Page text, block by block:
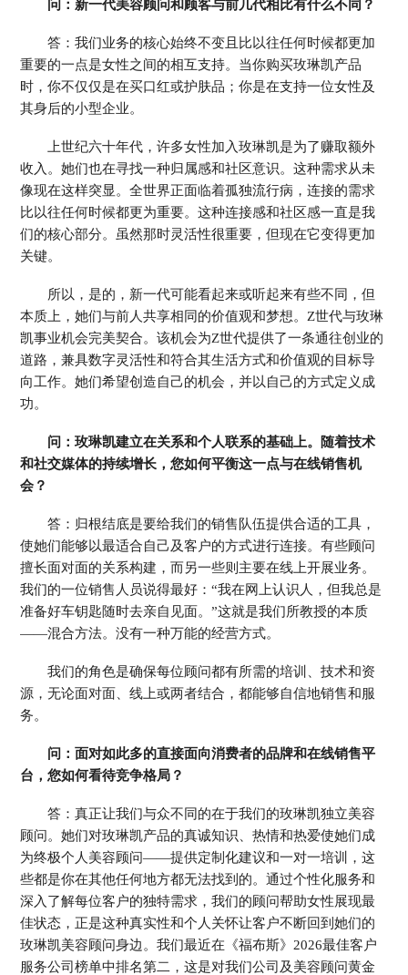
问：新一代美容顾问和顾客与前几代相比有什么不同？
答：我们业务的核心始终不变且比以往任何时候都更加
重要的一点是女性之间的相互支持。当你购买玫琳凯产品
时，你不仅仅是在买口红或护肤品；你是在支持一位女性及
其身后的小型企业。
上世纪六十年代，许多女性加入玫琳凯是为了赚取额外
收入。她们也在寻找一种归属感和社区意识。这种需求从未
像现在这样突显。全世界正面临着孤独流行病，连接的需求
比以往任何时候都更为重要。这种连接感和社区感一直是我
们的核心部分。虽然那时灵活性很重要，但现在它变得更加
关键。
所以，是的，新一代可能看起来或听起来有些不同，但
本质上，她们与前人共享相同的价值观和梦想。Z世代与玫琳
凯事业机会完美契合。该机会为Z世代提供了一条通往创业的
道路，兼具数字灵活性和符合其生活方式和价值观的目标导
向工作。她们希望创造自己的机会，并以自己的方式定义成
功。
问：玫琳凯建立在关系和个人联系的基础上。随着技术
和社交媒体的持续增长，您如何平衡这一点与在线销售机
会？
答：归根结底是要给我们的销售队伍提供合适的工具，
使她们能够以最适合自己及客户的方式进行连接。有些顾问
擅长面对面的关系构建，而另一些则主要在线上开展业务。
我们的一位销售人员说得最好：“我在网上认识人，但我总是
准备好车钥匙随时去亲自见面。”这就是我们所教授的本质
——混合方法。没有一种万能的经营方式。
我们的角色是确保每位顾问都有所需的培训、技术和资
源，无论面对面、线上或两者结合，都能够自信地销售和服
务。
问：面对如此多的直接面向消费者的品牌和在线销售平
台，您如何看待竞争格局？
答：真正让我们与众不同的在于我们的玫琳凯独立美容
顾问。她们对玫琳凯产品的真诚知识、热情和热爱使她们成
为终极个人美容顾问——提供定制化建议和一对一培训，这
些都是你在其他任何地方都无法找到的。通过个性化服务和
深入了解每位客户的独特需求，我们的顾问帮助女性展现最
佳状态，正是这种真实性和个人关怀让客户不断回到她们的
玫琳凯美容顾问身边。我们最近在《福布斯》2026最佳客户
服务公司榜单中排名第二，这是对我们公司及美容顾问黄金